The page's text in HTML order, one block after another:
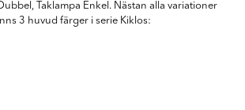
Taklampa Enkel. Nästan alla variationer
3 huvud färger i serie Kiklos: